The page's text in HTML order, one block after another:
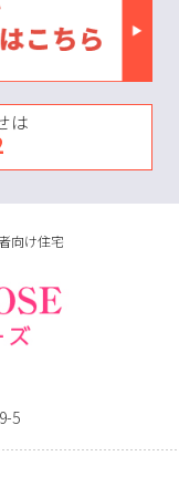
は
向け住宅
5